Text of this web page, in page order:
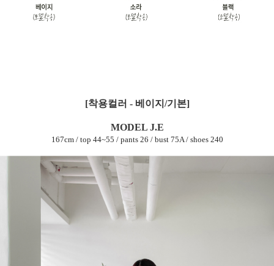
[착용컬러 - 베이지/기본]
MODEL J.E
167cm / top 44~55 / pants 26 / bust 75A / shoes 240